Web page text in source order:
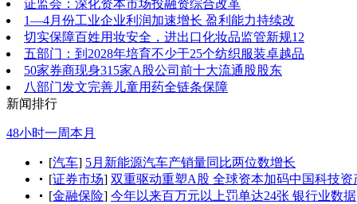
证监会：深化资本市场投融资综合改革
1—4月份工业企业利润加速增长 盈利能力持续改
切实保障百姓用妆安全，进出口化妆品监管新规12
五部门：到2028年培育不少于25个纺织服装卓越品
50家券商现身315家A股公司前十大流通股股东
八部门发文完善儿童用药全链条保障
新闻排行
48小时一周本月
[汽车] 5月新能源汽车产销量同比两位数增长
[证券市场] 双重驱动重塑A股 全球资本加码中国科技资
[金融保险] 今年以来百万元以上罚单达24张 银行业数据